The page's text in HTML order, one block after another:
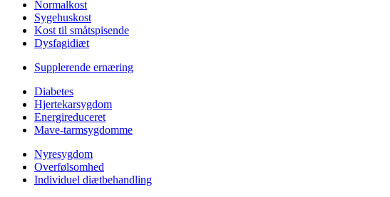
Normalkost
Sygehuskost
Kost til småtspisende
Dysfagidiæt
Supplerende ernæring
Diabetes
Hjertekarsygdom
Energireduceret
Mave-tarmsygdomme
Nyresygdom
Overfølsomhed
Individuel diætbehandling